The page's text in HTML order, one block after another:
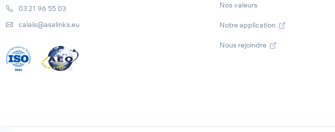
03 21 96 55 03
calais@asalinks.eu
Nos valeurs
Notre application
Nous rejoindre